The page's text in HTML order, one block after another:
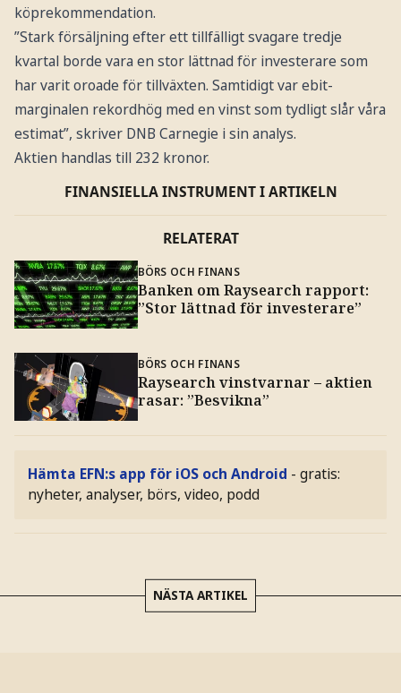
köprekommendation.
”Stark försäljning efter ett tillfälligt svagare tredje
kvartal borde vara en stor lättnad för investerare som
har varit oroade för tillväxten. Samtidigt var ebit-
marginalen rekordhög med en vinst som tydligt slår våra
estimat”, skriver DNB Carnegie i sin analys.
Aktien handlas till 232 kronor.
FINANSIELLA INSTRUMENT I ARTIKELN
RELATERAT
BÖRS OCH FINANS
Banken om Raysearch rapport:
”Stor lättnad för investerare”
BÖRS OCH FINANS
Raysearch vinstvarnar – aktien
rasar: ”Besvikna”
Hämta EFN:s app för iOS och Android - gratis:
nyheter, analyser, börs, video, podd
NÄSTA ARTIKEL